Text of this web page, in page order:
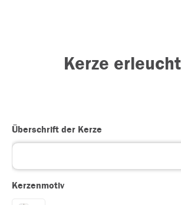
Kerze
Überschrift der Kerze
Kerzenmotiv